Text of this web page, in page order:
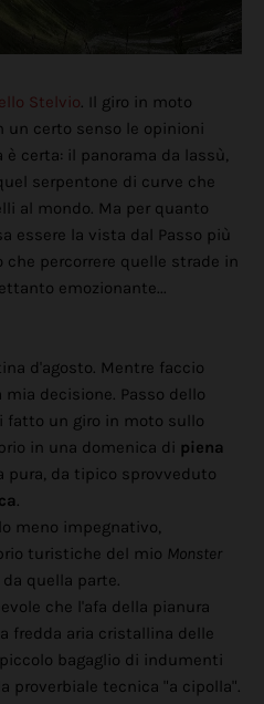
Stelvio. Il giro in moto
un certo senso le opinioni
certa: il panorama da lassù,
serpentone di curve che
al mondo. Ma per quanto
essere la vista dal Passo più
percorrere quelle strade in
emozionante...
d'agosto. Mentre faccio
decisione. Passo dello
fatto un giro in moto sullo
in una domenica di piena
pura, da tipico sprovveduto
.
meno impegnativo,
turistiche del mio Monster
quella parte.
che l'afa della pianura
fredda aria cristallina delle
bagaglio di indumenti
proverbiale tecnica "a cipolla".